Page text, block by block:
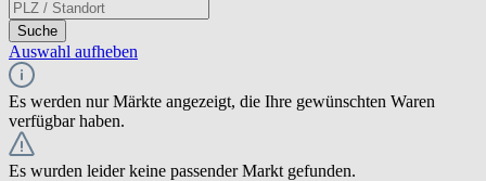
Suche
Auswahl aufheben
Es werden nur Märkte angezeigt, die Ihre gewünschten Waren
verfügbar haben.
Es wurden leider keine passender Markt gefunden.